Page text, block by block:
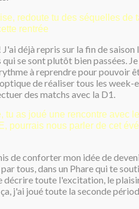
redoute tu des séquelles de
rentrée
déjà repris sur la fin de saison
se sont plutôt bien passées.
à reprendre pour pouvoir
de réaliser tous les week-
des matchs avec la D1.
tu as joué une rencontre avec
pourrais nous parler de cet
de conforter mon idée de
tous, dans un Phare qui te
toute l'excitation, le
j'ai joué toute la seconde